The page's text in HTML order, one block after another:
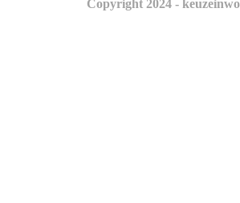
Copyright 2024 -